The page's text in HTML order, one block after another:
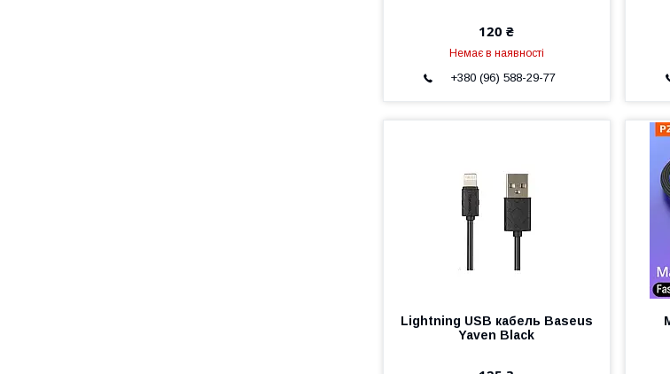
120 ₴
Немає в наявності
+380 (96) 588-29-77
Lightning USB кабель Baseus
Yaven Black